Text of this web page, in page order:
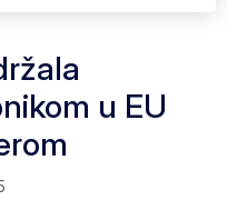
u EU